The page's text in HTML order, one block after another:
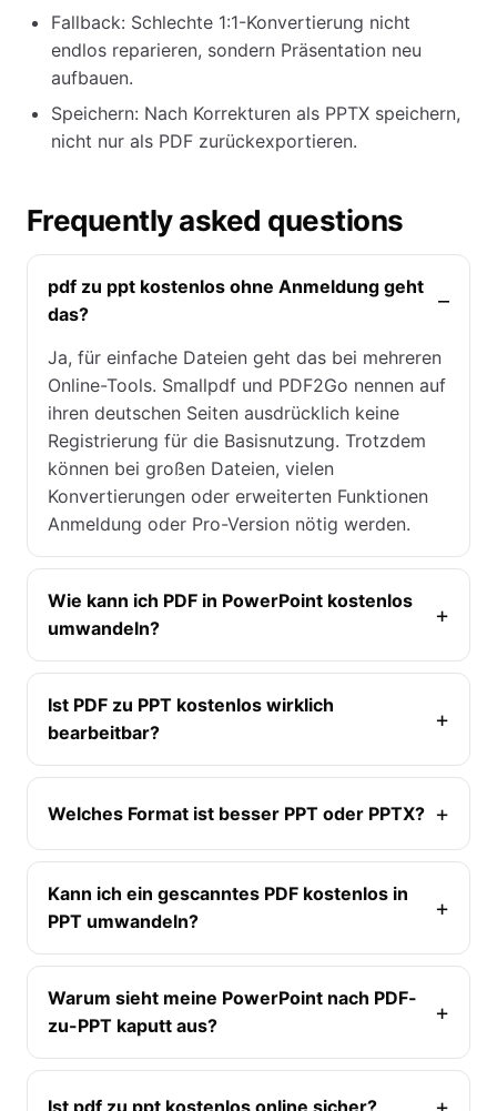
Fallback: Schlechte 1:1-Konvertierung nicht
endlos reparieren, sondern Präsentation neu
aufbauen.
Speichern: Nach Korrekturen als PPTX speichern,
nicht nur als PDF zurückexportieren.
Frequently asked questions
pdf zu ppt kostenlos ohne Anmeldung geht
das?
Ja, für einfache Dateien geht das bei mehreren
Online-Tools. Smallpdf und PDF2Go nennen auf
ihren deutschen Seiten ausdrücklich keine
Registrierung für die Basisnutzung. Trotzdem
können bei großen Dateien, vielen
Konvertierungen oder erweiterten Funktionen
Anmeldung oder Pro-Version nötig werden.
Wie kann ich PDF in PowerPoint kostenlos
umwandeln?
Ist PDF zu PPT kostenlos wirklich
bearbeitbar?
Welches Format ist besser PPT oder PPTX?
Kann ich ein gescanntes PDF kostenlos in
PPT umwandeln?
Warum sieht meine PowerPoint nach PDF-
zu-PPT kaputt aus?
Ist pdf zu ppt kostenlos online sicher?